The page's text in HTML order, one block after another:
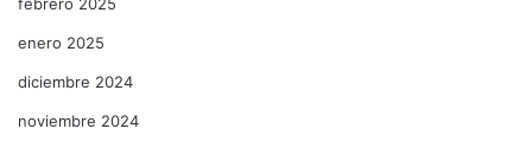
enero 2025
diciembre 2024
noviembre 2024